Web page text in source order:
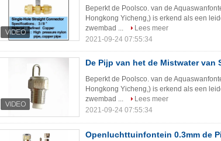
Beperkt de Poolsco. van de
Hongkong Yicheng,) is erkend als een
zwembad ...
Lees meer
2021-09-24 07:55:34
De Pijp van het de Mistwater van
Beperkt de Poolsco. van de
Hongkong Yicheng,) is erkend als een
zwembad ...
Lees meer
2021-09-24 07:55:34
Openluchttuinfontein 0.3mm de